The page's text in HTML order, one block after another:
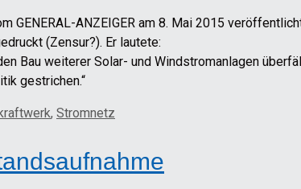
GENERAL-ANZEIGER am 8. Mai 2015
(Zensur?). Er lautete:
Bau weiterer Solar- und Windstromanlagen
gestrichen.“
, Stromnetz